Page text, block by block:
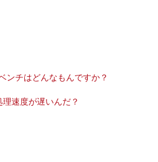
ンチはどんなもんですか？
速度が遅いんだ？